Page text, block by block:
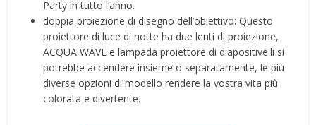
Party in tutto l’anno.
doppia proiezione di disegno dell’obiettivo: Questo
proiettore di luce di notte ha due lenti di proiezione,
ACQUA WAVE e lampada proiettore di diapositive.li si
potrebbe accendere insieme o separatamente, le più
diverse opzioni di modello rendere la vostra vita più
colorata e divertente.